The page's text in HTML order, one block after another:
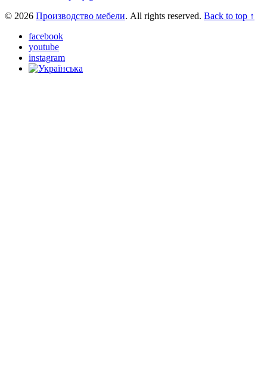
© 2026 Производство мебели. All rights reserved. Back to top ↑
facebook
youtube
instagram